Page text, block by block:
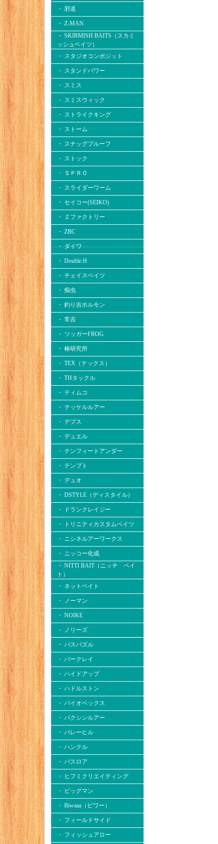
・ 邪道
・ Z-MAN
・ SKIRMISH BAITS（スカミ
ッシュベイツ）
・ スタジオコンポジット
・ スタンドパワー
・ スミス
・ スミスウィック
・ ストライクキング
・ ストーム
・ スナッグプルーフ
・ ストック
・ ＳＰＲＯ
・ スライダーワーム
・ セイコー(SEIKO)
・ Ｚファクトリー
・ ZBC
・ ダイワ
・ Double.H
・ チェイスベイツ
・ 痴虫
・ 釣り吉ホルモン
・ 常吉
・ ツッガーFROG
・ 椿研究所
・ TEX（テックス）
・ THタックル
・ ティムコ
・ テッケルルアー
・ デプス
・ デュエル
・ テンフィートアンダー
・ テンプト
・ デュオ
・ DSTYLE（ディスタイル）
・ ドランクレイジー
・ トリニティカスタムベイツ
・ ニシネルアーワークス
・ ニッコー化成
・ NITTI BAIT（ニッチ ベイ
ト）
・ ネットベイト
・ ノーマン
・ NOIKE
・ ノリーズ
・ バスパズル
・ バークレイ
・ ハイドアップ
・ ハドルストン
・ バイオベックス
・ バクシンルアー
・ バレーヒル
・ ハンクル
・ バスロア
・ ヒフミクリエイティング
・ ビッグマン
・ Biwaaa（ビワー）
・ フィールドサイド
・ フィッシュアロー